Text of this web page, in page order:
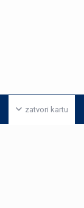
zatvori kartu